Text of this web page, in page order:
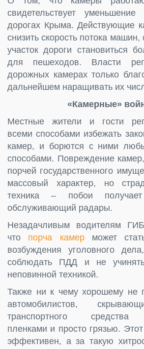
свидетельствует
дорогах Крыма. Действующие
снизить скорость потока
участок дороги становиться
для пешеходов. Власти
дорожных камерах только
дальнейшем наращивать их
«Камерные»
Местные жители и гости
всеми способами избежать
камер, и борются с ними
способами. Повреждение камер,
порчей государственного
массовый характер, но
техника – побои
обслуживающий радары.
Незадачливым водителям
что порча камерможет
возбуждения уголовного
соблюдать ПДД и не
неповинной техникой.
Также ни к чему хорошему не
автомобилистов,
транспортного средства
пленками и просто грязью.
эффективен, а за такую